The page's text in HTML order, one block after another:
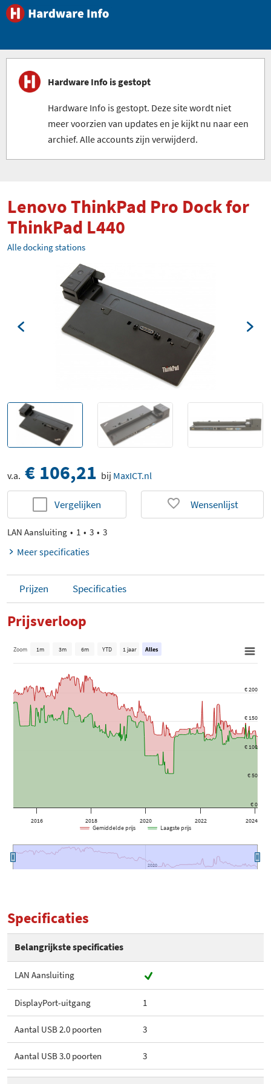
Hardware Info is gestopt
Hardware Info is gestopt. Deze site wordt niet
meer voorzien van updates en je kijkt nu naar een
archief. Alle accounts zijn verwijderd.
Lenovo ThinkPad Pro Dock for
ThinkPad L440
Alle docking stations
v.a. € 106,21 bij MaxICT.nl
Vergelijken Wensenlijst
LAN Aansluiting 1 3 3
Meer specificaties
Prijzen Specificaties
Prijsverloop
2016 2018 2020 2022 2024
2020
2020
€ 0
€ 50
€ 100
€ 150
€ 200
Zoom 1m 3m 6m YTD 1 jaar Alles
Gemiddelde prijs Laagste prijs
Specificaties
Belangrijkste specificaties
LAN Aansluiting
DisplayPort-uitgang 1
Aantal USB 2.0 poorten 3
Aantal USB 3.0 poorten 3